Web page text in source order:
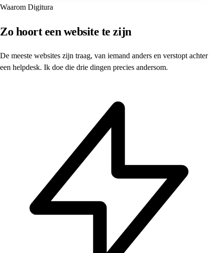
Waarom Digitura
Zo hoort een website te zijn
De meeste websites zijn traag, van iemand anders en verstopt achter
een helpdesk. Ik doe die drie dingen precies andersom.